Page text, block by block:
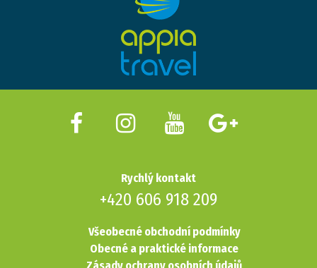
Rychlý kontakt
+420 606 918 209
Všeobecné obchodní podmínky
Obecné a praktické informace